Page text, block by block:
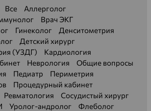
Все
Аллерголог
Врач ЭКГ
Гинеколог
Денситометрия
Детский хирург
(УЗДГ)
Кардиология
Неврология
Общие вопросы
Педиатр
Периметрия
Процедурный кабинет
Ревматология
Сосудистый хирург
Уролог-андролог
Флеболог